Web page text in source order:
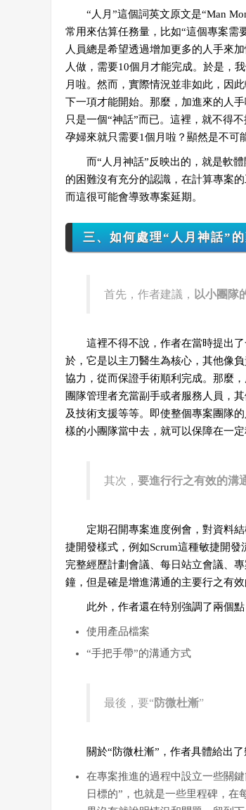
“人月”這個詞英文原文是“Man
常用來估算任務量，比如“這個專案需
人員總是希望透過增加更多的人手來
人做，需要10個月才能完成。於是，
月啦。然而，實際情況並非如此，因
下一項才能開始。那麼，加進來的人
只是一個“神話”而已。這裡，就不得
孕婦來就只需要1個月啦？顯然是不可
而“人月神話”反映出的，就是軟體
的困難沒有充分的認識，在計算專案
而這很可能會導致專案延期。
三、如何處理“人月神話”的
首先，作者建議， 以小團隊
這裡不得不說，作者在當時提出了
於，它是以主刀醫生為核心，其他像
協力，從而保證手術順利完成。那麼
團隊管理者充當副手或者服務人員，
及技術支援等等。即使整個專案團隊
樣的小團隊當中去，就可以保障在一定
其次， 要進行行之有效的溝
定期召開專案進度例會，對資料結
捷開發樣式，例如Scrum這種敏捷開
完整經歷計劃會議、每日站立會議、
鐘，但是確是增進溝通的主要行之有效
此外，作者還在特別強調了兩個點
使用產品檔案
“手把手帶”的溝通方式
最後，要“防微杜漸”
關於“防微杜漸”，作者具體給出了
在專案推進的過程中設立一些關
日標的”，也就是一些里程碑，在